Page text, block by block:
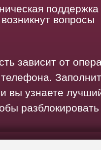
вопросы
зависит от
вы узнаете